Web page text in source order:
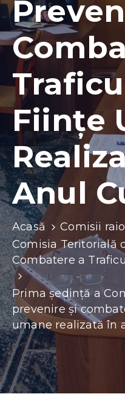
Funcții
vacante
Contacte
Ființe
Anul
Acasă
Comisii
Comisia Teritorială
Combatere a
Prima ședință a
prevenire și
umane realizată în